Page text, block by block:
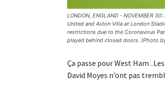
LONDON, ENGLAND - NOVEMBER
United and Aston Villa at London
restrictions due to the Coronavirus
played behind closed doors. (Photo
Ça passe pour West Ham .
David Moyes n’ont pas